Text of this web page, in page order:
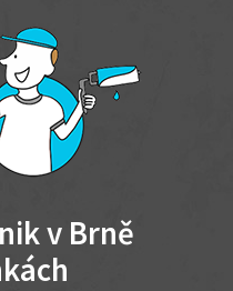
v Brně